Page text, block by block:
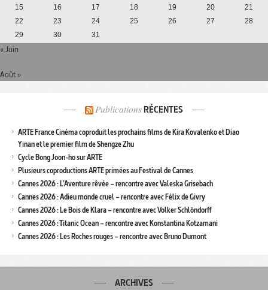
15
16 17 18 19 20
21
22
23 24 25 26 27
28
29
30 31
« Juin
Août »
Publications RÉCENTES
ARTE France Cinéma coproduit les prochains films de Kira Kovalenko et Diao
Yinan et le premier film de Shengze Zhu
Cycle Bong Joon-ho sur ARTE
Plusieurs coproductions ARTE primées au Festival de Cannes
Cannes 2026 : L’Aventure rêvée – rencontre avec Valeska Grisebach
Cannes 2026 : Adieu monde cruel – rencontre avec Félix de Givry
Cannes 2026 : Le Bois de Klara – rencontre avec Volker Schlöndorff
Cannes 2026 : Titanic Ocean – rencontre avec Konstantina Kotzamani
Cannes 2026 : Les Roches rouges – rencontre avec Bruno Dumont
ARCHIVES